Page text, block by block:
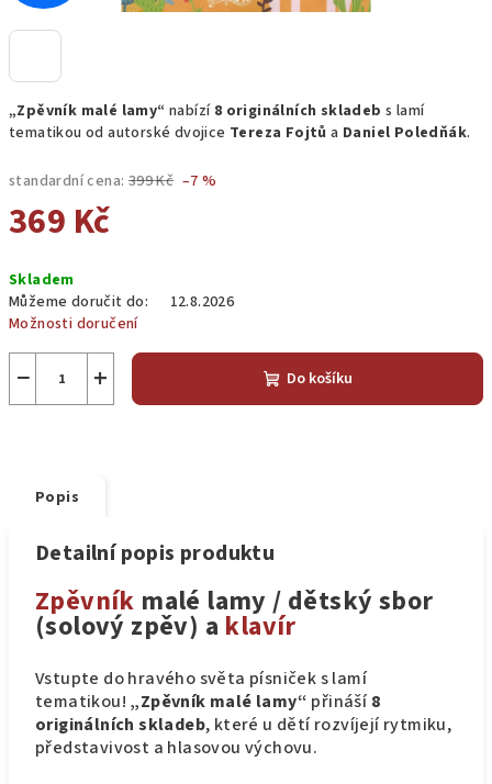
„Zpěvník malé lamy“ nabízí 8 originálních skladeb s lamí
tematikou od autorské dvojice Tereza Fojtů a Daniel Poledňák.
standardní cena: 399 Kč –7 %
369 Kč
cena:
Skladem
Můžeme doručit do:
12.8.2026
Možnosti doručení
+
− Do košíku
Popis
Detailní popis produktu
Zpěvník malé lamy / dětský sbor
(solový zpěv) a klavír
Vstupte do hravého světa písniček s lamí
tematikou! „Zpěvník malé lamy“ přináší8
originálních skladeb, které u dětí rozvíjejí rytmiku,
představivost a hlasovou výchovu.